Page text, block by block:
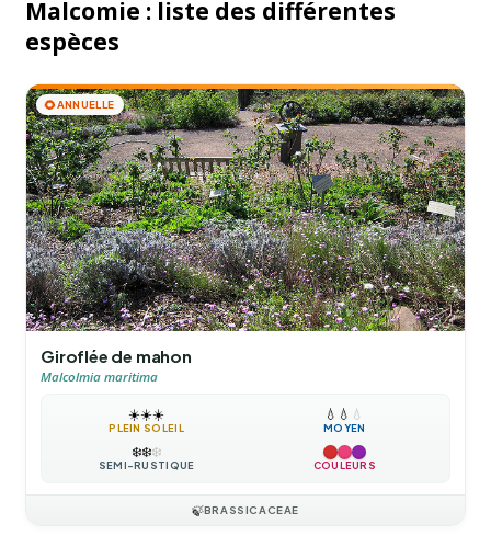
Malcomie : liste des différentes
espèces
🌻ANNUELLE
Giroflée de mahon
Malcolmia maritima
☀️☀️☀️
PLEIN SOLEIL
💧 💧 💧
MOYEN
❄️❄️❄️
SEMI-RUSTIQUE COULEURS
🍃BRASSICACEAE